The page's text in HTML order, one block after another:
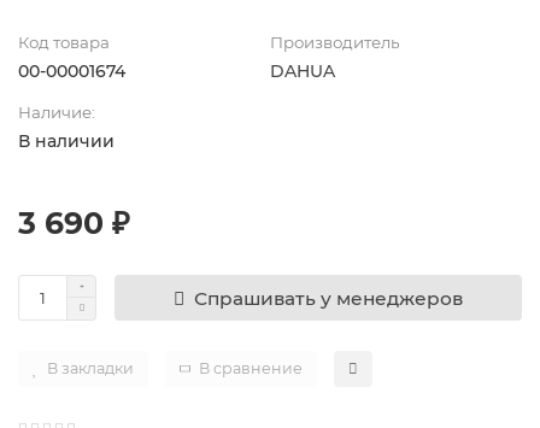
Код товара
00-00001674
Производитель
DAHUA
Наличие:
В наличии
3 690 ₽
Спрашивать у менеджеров
В закладки В сравнение